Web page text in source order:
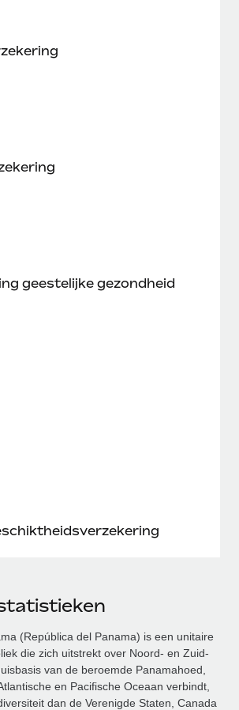
geestelijke gezondheid
(República del Panama) is een unitaire
die zich uitstrekt over Noord- en Zuid-
van de beroemde Panamahoed,
en Pacifische Oceaan verbindt,
dan de Verenigde Staten, Canada